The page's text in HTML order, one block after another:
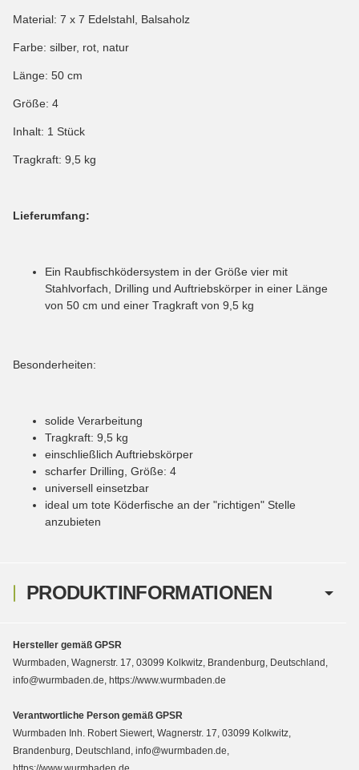
PRODUKTINFORMATIONEN
Material: 7 x 7 Edelstahl, Balsaholz
Farbe: silber, rot, natur
Länge: 50 cm
Größe: 4
Inhalt: 1 Stück
Tragkraft: 9,5 kg
Lieferumfang:
Ein Raubfischködersystem in der Größe vier mit
Stahlvorfach, Drilling und Auftriebskörper in einer Länge
von 50 cm und einer Tragkraft von 9,5 kg
Besonderheiten:
solide Verarbeitung
Tragkraft: 9,5 kg
einschließlich Auftriebskörper
scharfer Drilling, Größe: 4
universell einsetzbar
ideal um tote Köderfische an der "richtigen" Stelle
anzubieten
Hersteller gemäß GPSR
Wurmbaden, Wagnerstr. 17, 03099 Kolkwitz, Brandenburg, Deutschland,
info@wurmbaden.de, https://www.wurmbaden.de
Verantwortliche Person gemäß GPSR
Wurmbaden Inh. Robert Siewert, Wagnerstr. 17, 03099 Kolkwitz,
Brandenburg, Deutschland, info@wurmbaden.de,